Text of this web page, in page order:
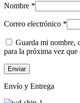
Nombre *
Correo electrónico *
Guarda mi nombre,
para la próxima vez que
Envío y Entrega